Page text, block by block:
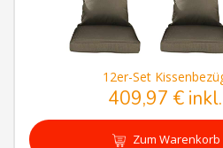
12er-Set
409,97 €
Zum